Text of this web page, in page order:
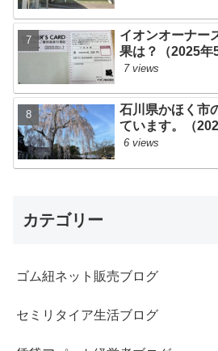
イオンオーナー
果は？（2025年5
7 views
石川県かほく市
ています。（
6 views
カテゴリー
ゴム紐ネット販売ブログ
セミリタイア生活ブログ